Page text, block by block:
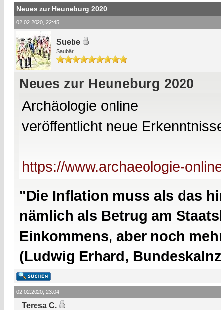
Neues zur Heuneburg 2020
02.02.2020, 22:45
Suebe
Saubär
Neues zur Heuneburg 2020
Archäologie online
veröffentlicht neue
https://www.archaeologie-
"Die Inflation muss als das
nämlich als Betrug am
Einkommens, aber noch
(Ludwig Erhard,
02.02.2020, 23:04
Teresa C.